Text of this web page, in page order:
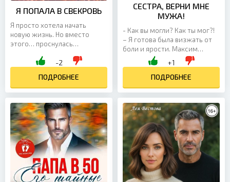
Я ПОПАЛА В СВЕКРОВЬ
Я просто хотела начать
новую жизнь. Но вместо
этого… проснулась
есть взрослый сын,
семья, которая...
-2
ПОДРОБНЕЕ
СЕСТРА, ВЕРНИ МНЕ
МУЖА!
- Как вы могли? Как ты мог?!
– Я готова была визжать от
боли и ярости. Максим
поморщился. - А можно без
криков, Лид? Успокойся! - Ты
себе не...
+1
ПОДРОБНЕЕ